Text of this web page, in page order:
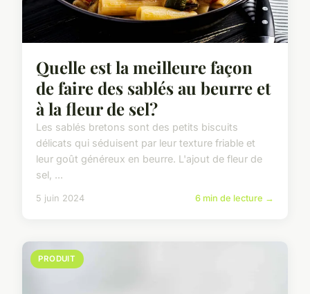
Quelle est la meilleure façon
de faire des sablés au beurre et
à la fleur de sel?
Les sablés bretons sont des petits biscuits
délicats qui séduisent par leur texture friable et
leur goût généreux en beurre. L'ajout de fleur de
sel, ...
5 juin 2024 6 min de lecture →
PRODUIT